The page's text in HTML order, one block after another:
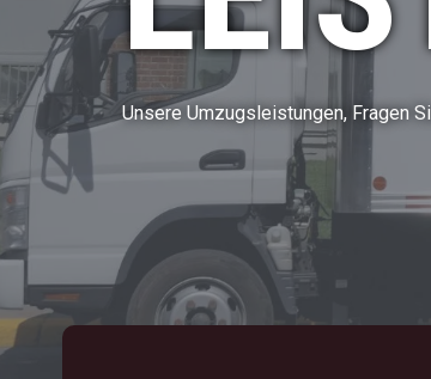
Unsere Umzugsleistungen, Fragen